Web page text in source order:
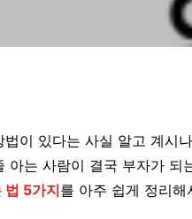
이 있다는 사실 알고 계시
아는 사람이 결국 부자가 되
법 5가지를 아주 쉽게 정리해